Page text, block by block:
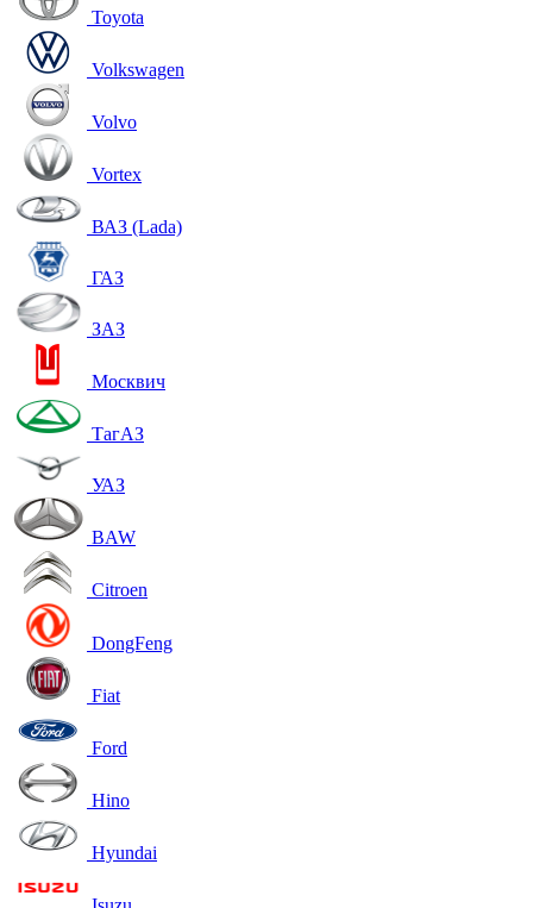
Toyota
Volkswagen
Volvo
Vortex
ВАЗ (Lada)
ГАЗ
ЗАЗ
Москвич
ТагАЗ
УАЗ
BAW
Citroen
DongFeng
Fiat
Ford
Hino
Hyundai